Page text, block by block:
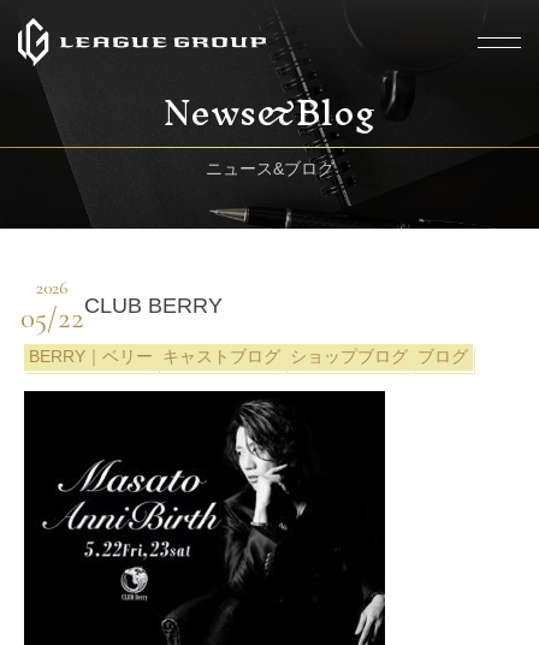
News&Blog
ニュース&ブログ
2026
05/22CLUB BERRY
BERRY｜ベリー キャストブログ ショップブログ ブログ